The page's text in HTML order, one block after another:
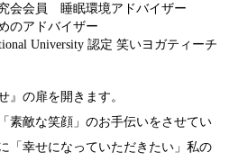
会会員 睡眠環境アドバイザー
のアドバイザー
University 認定 笑いヨガティーチ
』の扉を開きます。
素敵な笑顔」のお手伝いをさせてい
「幸せになっていただきたい 」私の